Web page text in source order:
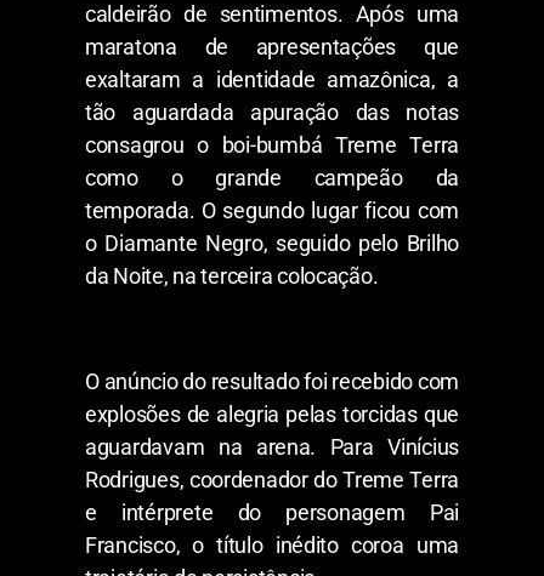
caldeirão de sentimentos. Após uma
maratona de apresentações que
exaltaram a identidade amazônica, a
tão aguardada apuração das notas
consagrou o boi-bumbá Treme Terra
como o grande campeão da
temporada. O segundo lugar ficou com
o Diamante Negro, seguido pelo Brilho
da Noite, na terceira colocação.
O anúncio do resultado foi recebido com
explosões de alegria pelas torcidas que
aguardavam na arena. Para Vinícius
Rodrigues, coordenador do Treme Terra
e intérprete do personagem Pai
Francisco, o título inédito coroa uma